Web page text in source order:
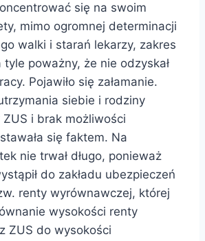
się na swoim
mimo ogromnej determinacji
walki i starań lekarzy, zakres
tyle poważny, że nie odzyskał
Pojawiło się załamanie.
siebie i rodziny
i brak możliwości
się faktem. Na
nie trwał długo, ponieważ
do zakładu ubezpieczeń
renty wyrównawczej, której
wysokości renty
ZUS do wysokości